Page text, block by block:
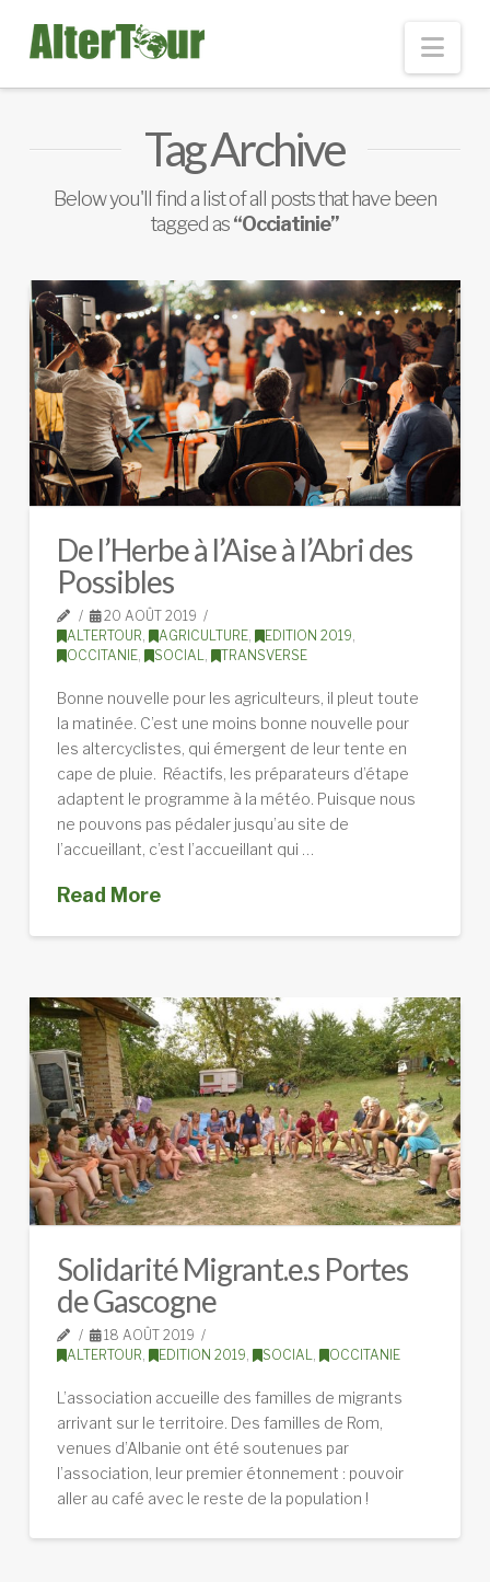
Tag Archive
Below you'll find a list of all posts that have been
tagged as“Occiatinie”
De l’Herbe à l’Aise à l’Abri des
Possibles
20 AOÛT 2019
ALTERTOUR, AGRICULTURE, EDITION 2019,
OCCITANIE, SOCIAL, TRANSVERSE
Bonne nouvelle pour les agriculteurs, il pleut toute
la matinée. C’est une moins bonne nouvelle pour
les altercyclistes, qui émergent de leur tente en
cape de pluie. Réactifs, les préparateurs d’étape
adaptent le programme à la météo. Puisque nous
ne pouvons pas pédaler jusqu’au site de
l’accueillant, c’est l’accueillant qui …
Read More
Solidarité Migrant.e.s Portes
de Gascogne
18 AOÛT 2019
ALTERTOUR, EDITION 2019, SOCIAL, OCCITANIE
L’association accueille des familles de migrants
arrivant sur le territoire. Des familles de Rom,
venues d’Albanie ont été soutenues par
l’association, leur premier étonnement : pouvoir
aller au café avec le reste de la population !